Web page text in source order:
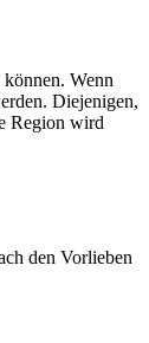
Wenn
Diejenigen,
Region wird
den Vorlieben